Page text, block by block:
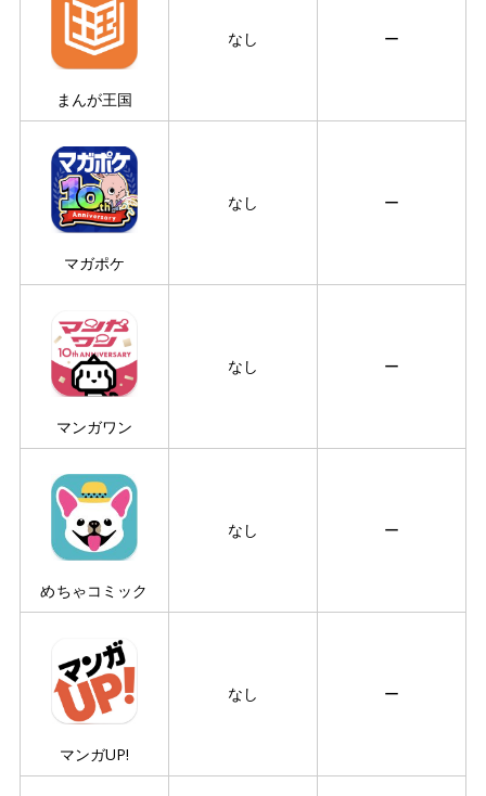
まんが王国
なし ー
マガポケ
なし ー
マンガワン
なし ー
めちゃコミック
なし ー
マンガUP!
なし ー